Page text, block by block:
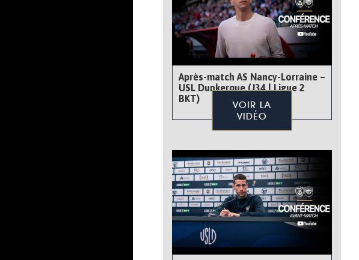
Après-match AS Nancy-Lorraine –
USL Dunkerque (J34 | Ligue 2
BKT)
VOIR LA
VIDÉO